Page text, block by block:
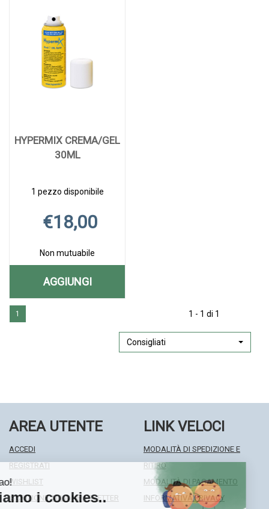
HYPERMIX CREMA/GEL
30ML
1 pezzo disponibile
€18,00
Non mutuabile
AGGIUNGI
AGGIUNGI HYPERMIX
1 1 - 1 di 1
Consigliati
AREA UTENTE
ACCEDI
REGISTRATI
WISHLIST
ISCRIZIONE ALLA NEWSLETTER
LINK VELOCI
MODALITÀ DI SPEDIZIONE E
RITIRO
MODALITÀ DI PAGAMENTO
INFORMATIVA PRIVACY